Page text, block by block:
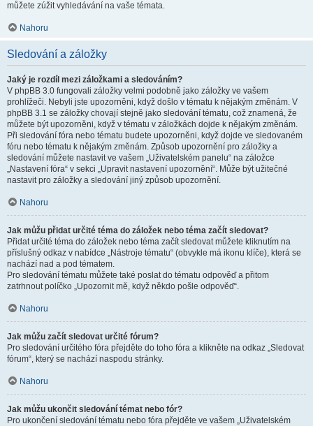
můžete zúžit vyhledávání na vaše témata.
Nahoru
Sledování a záložky
Jaký je rozdíl mezi záložkami a sledováním?
V phpBB 3.0 fungovali záložky velmi podobně jako záložky ve vašem
prohlížeči. Nebyli jste upozorněni, když došlo v tématu k nějakým změnám. V
phpBB 3.1 se záložky chovají stejně jako sledování tématu, což znamená, že
můžete být upozorněni, když v tématu v záložkách dojde k nějakým změnám.
Při sledování fóra nebo tématu budete upozorněni, když dojde ve sledovaném
fóru nebo tématu k nějakým změnám. Způsob upozornění pro záložky a
sledování můžete nastavit ve vašem „Uživatelském panelu“ na záložce
„Nastavení fóra“ v sekci „Upravit nastavení upozornění“. Může být užitečné
nastavit pro záložky a sledování jiný způsob upozornění.
Nahoru
Jak můžu přidat určité téma do záložek nebo téma začít sledovat?
Přidat určité téma do záložek nebo téma začít sledovat můžete kliknutím na
příslušný odkaz v nabídce „Nástroje tématu“ (obvykle má ikonu klíče), která se
nachází nad a pod tématem.
Pro sledování tématu můžete také poslat do tématu odpověď a přitom
zatrhnout políčko „Upozornit mě, když někdo pošle odpověď“.
Nahoru
Jak můžu začít sledovat určité fórum?
Pro sledování určitého fóra přejděte do toho fóra a klikněte na odkaz „Sledovat
fórum“, který se nachází naspodu stránky.
Nahoru
Jak můžu ukončit sledování témat nebo fór?
Pro ukončení sledování tématu nebo fóra přejděte ve vašem „Uživatelském